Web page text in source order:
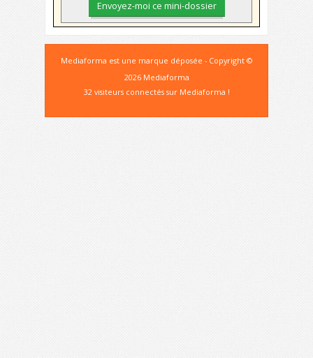
Mediaforma est une marque déposée - Copyright ©
2026 Mediaforma
32 visiteurs connectés sur Mediaforma !